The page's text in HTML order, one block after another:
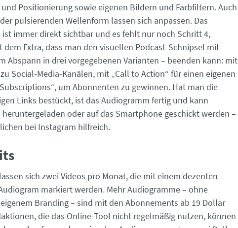
Positionierung sowie eigenen Bildern und Farbfiltern. Auch
pulsierenden Wellenform lassen sich anpassen. Das
immer direkt sichtbar und es fehlt nur noch Schritt 4,
dem Extra, dass man den visuellen Podcast-Schnipsel mit
Abspann in drei vorgegebenen Varianten – beenden kann: mit
Social-Media-Kanälen, mit „Call to Action“ für einen eigenen
um Abonnenten zu gewinnen. Hat man die
Links bestückt, ist das Audiogramm fertig und kann
oder auf das Smartphone geschickt werden –
bei Instagram hilfreich.
sich zwei Videos pro Monat, die mit einem dezenten
markiert werden. Mehr Audiogramme – ohne
Branding – sind mit den Abonnements ab 19 Dollar
die das Online-Tool nicht regelmäßig nutzen, können